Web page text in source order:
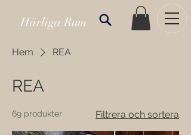
Härliga Rum
Hem REA
REA
69 produkter Filtrera och sortera